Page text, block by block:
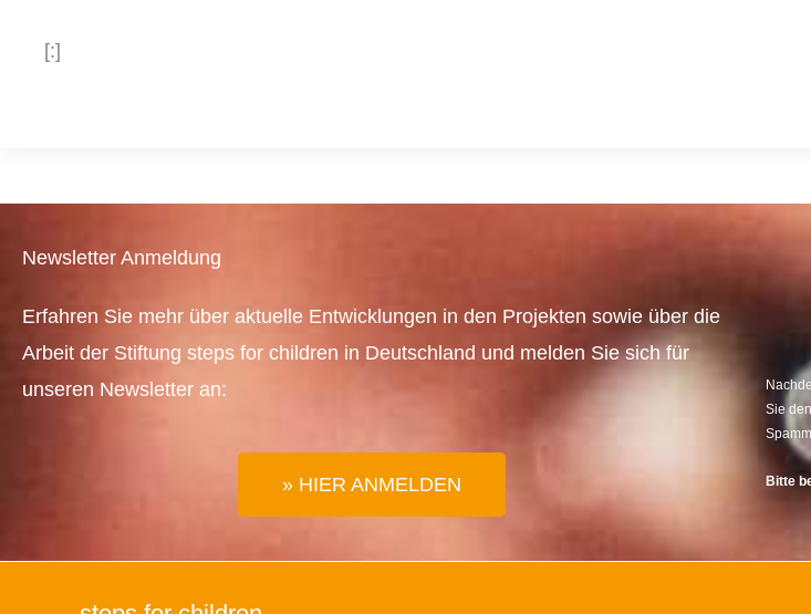
[:]
Newsletter Anmeldung
Erfahren Sie mehr über aktuelle Entwicklungen in den Projekten sowie über die
Arbeit der Stiftung steps for children in Deutschland und melden Sie sich für
unseren Newsletter an:
» HIER ANMELDEN
Sie
Bitte